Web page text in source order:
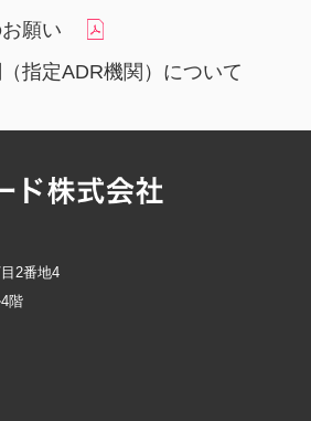
願い
指定ADR機関）について
目2番地4
階